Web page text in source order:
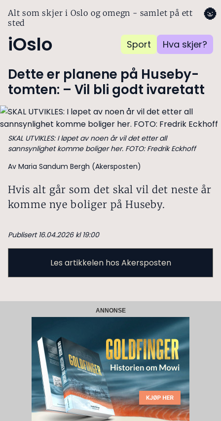
Alt som skjer i Oslo og omegn - samlet på ett
sted
iOslo Sport Hva skjer?
🌚
Dette er planene på Huseby-
tomten: – Vil bli godt ivaretatt
SKAL UTVIKLES: I løpet av noen år vil det etter all
sannsynlighet komme boliger her. FOTO: Fredrik Eckhoff
Av Maria Sandum Bergh (Akersposten)
Hvis alt går som det skal vil det neste år
komme nye boliger på Huseby.
Publisert 16.04.2026 kl 19:00
Les artikkelen hos Akersposten
ANNONSE